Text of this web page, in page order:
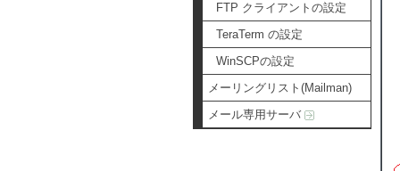
FTP クライアントの設定
TeraTerm の設定
WinSCPの設定
メーリングリスト(Mailman)
メール専用サーバ